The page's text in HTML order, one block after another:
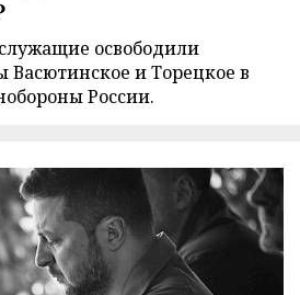
освободили
и Торецкое в
России.